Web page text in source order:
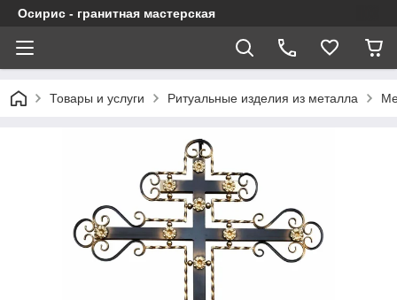
Осирис - гранитная мастерская
Товары и услуги Ритуальные изделия из металла